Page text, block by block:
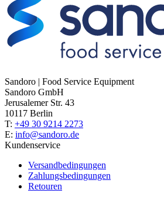
Sandoro | Food Service Equipment
Sandoro GmbH
Jerusalemer Str. 43
10117 Berlin
T: +49 30 9214 2273
E: info@sandoro.de
Kundenservice
Versandbedingungen
Zahlungsbedingungen
Retouren